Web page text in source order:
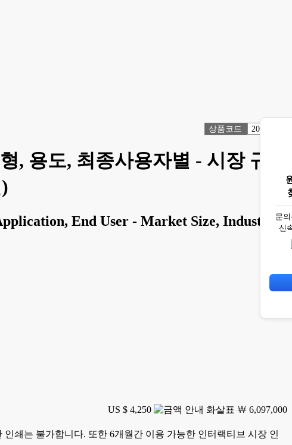
상품코드 2069647
, 용도, 최종사용자별 - 시장 규
End User - Market Size, Industry
US $ 4,250
￦ 6,097,000
쇄는 불가합니다. 또한 6개월간 이용 가능한 인터랙티브 시장 인
문
신